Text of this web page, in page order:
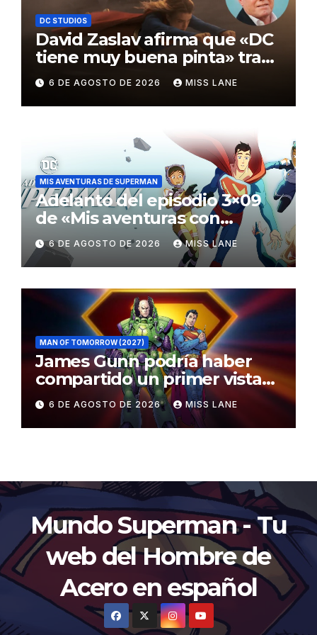
DC STUDIOS
David Zaslav afirma que «DC
tiene muy buena pinta» tras
el fracaso de «Supergirl»
6 DE AGOSTO DE 2026 MISS LANE
MIS AVENTURAS DE SUPERMAN
Adelanto del episodio 3×09
de «Mis aventuras con
Superman»
6 DE AGOSTO DE 2026 MISS LANE
MAN OF TOMORROW (2027)
James Gunn podría haber
compartido un primer vistazo
al traje de Brainiac
6 DE AGOSTO DE 2026 MISS LANE
Mundo Superman - Tu
web del Hombre de
Acero en español